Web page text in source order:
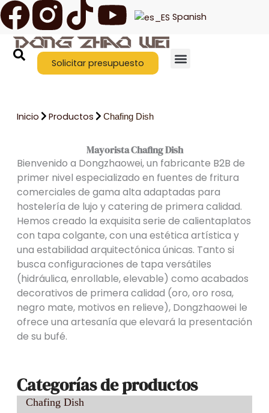
Ir
al
contenido
F
a
c
e
o
o
k
T
i
k
t
o
k
Y
o
u
t
u
b
e
Spanish
Solicitar presupuesto
Inicio Productos Chafing Dish
Mayorista Chafing Dish
Bienvenido a Dongzhaowei, un fabricante B2B de
primer nivel especializado en fuentes de fritura
comerciales de gama alta adaptadas para
hostelería de lujo y catering de primera calidad.
Hemos creado la exquisita serie de calientaplatos
con tapa colgante, con una estética artística y
una estabilidad arquitectónica únicas. Tanto si
busca configuraciones de tapa versátiles
(hidráulica, enrollable, elevable) como acabados
decorativos de primera calidad (oro, oro rosa,
negro mate, motivos en relieve), Dongzhaowei le
ofrece una artesanía que elevará la presentación
de su bufé.
Categorías de productos
Chafing Dish